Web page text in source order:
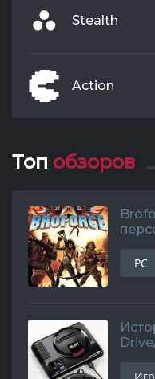
Stealth
Action
Топ обзоров
PC